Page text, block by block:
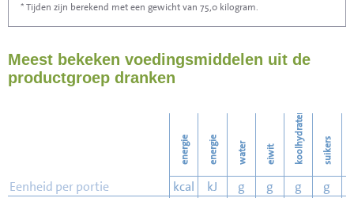
Stofzuigen
Strijken 11
13
* Tijden zijn berekend met een gewicht van 75,0 kilogram.
Meest bekeken voedingsmiddelen uit de
productgroep dranken
energie energie water eiwit koolhydraten suikers
Eenheid per portie kcal kJ g g g g